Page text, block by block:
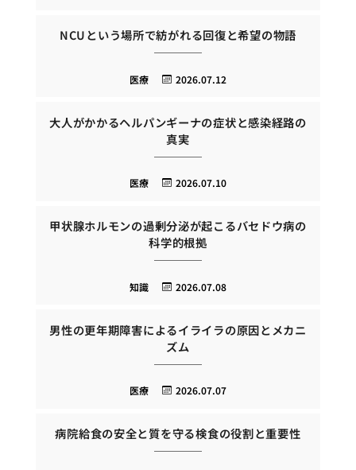
NCUという場所で紡がれる回復と希望の物語
2026.07.12
医療
大人がかかるヘルパンギーナの症状と感染経路の
真実
2026.07.10
医療
甲状腺ホルモンの過剰分泌が起こるバセドウ病の
科学的根拠
2026.07.08
知識
男性の更年期障害によるイライラの原因とメカニ
ズム
2026.07.07
医療
病院給食の安全と質を守る検食の役割と重要性